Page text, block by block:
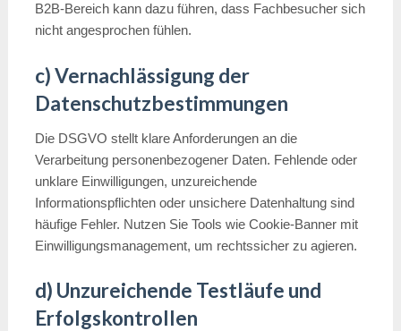
B2B-Bereich kann dazu führen, dass Fachbesucher sich
nicht angesprochen fühlen.
c) Vernachlässigung der
Datenschutzbestimmungen
Die DSGVO stellt klare Anforderungen an die
Verarbeitung personenbezogener Daten. Fehlende oder
unklare Einwilligungen, unzureichende
Informationspflichten oder unsichere Datenhaltung sind
häufige Fehler. Nutzen Sie Tools wie Cookie-Banner mit
Einwilligungsmanagement, um rechtssicher zu agieren.
d) Unzureichende Testläufe und
Erfolgskontrollen